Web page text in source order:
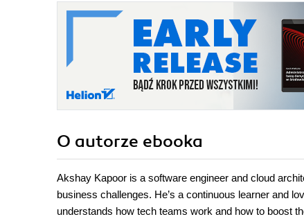
O autorze ebooka
Akshay Kapoor is a software engineer and cloud
business challenges. He’s a continuous learner and
understands how tech teams work and how to boost